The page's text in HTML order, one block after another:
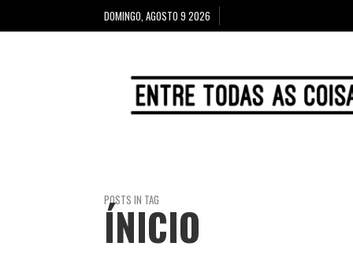
DOMINGO, AGOSTO 9 2026
POSTS IN TAG
ÍNICIO